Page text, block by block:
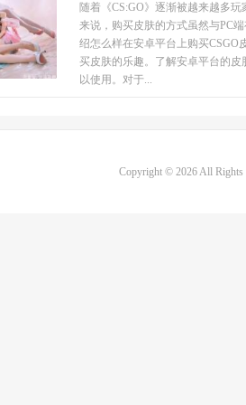
随着《CS:GO》逐渐被越来越多
来说，购买皮肤的方式虽然与PC
绍怎么样在安卓平台上购买CSGO
买皮肤的乐趣。了解安卓平台的
以使用。对于...
Copyright © 2026 All